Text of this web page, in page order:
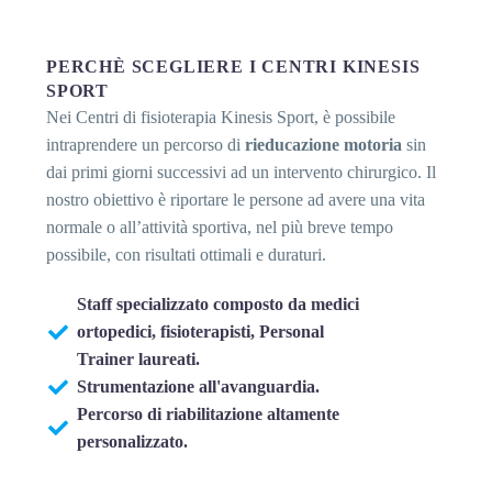
PERCHÈ SCEGLIERE I CENTRI KINESIS
SPORT
Nei Centri di fisioterapia Kinesis Sport, è possibile
intraprendere un percorso di rieducazione motoria sin
dai primi giorni successivi ad un intervento chirurgico. Il
nostro obiettivo è riportare le persone ad avere una vita
normale o all’attività sportiva, nel più breve tempo
possibile, con risultati ottimali e duraturi.
Staff specializzato composto da medici
ortopedici, fisioterapisti, Personal
Trainer laureati.
Strumentazione all'avanguardia.
Percorso di riabilitazione altamente
personalizzato.